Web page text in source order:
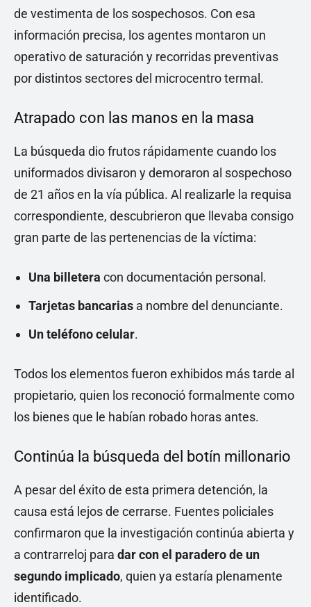
de vestimenta de los sospechosos. Con esa
información precisa, los agentes montaron un
operativo de saturación y recorridas preventivas
por distintos sectores del microcentro termal.
Atrapado con las manos en la masa
La búsqueda dio frutos rápidamente cuando los
uniformados divisaron y demoraron al sospechoso
de 21 años en la vía pública. Al realizarle la requisa
correspondiente, descubrieron que llevaba consigo
gran parte de las pertenencias de la víctima:
Una billetera con documentación personal.
Tarjetas bancarias a nombre del denunciante.
Un teléfono celular.
Todos los elementos fueron exhibidos más tarde al
propietario, quien los reconoció formalmente como
los bienes que le habían robado horas antes.
Continúa la búsqueda del botín millonario
A pesar del éxito de esta primera detención, la
causa está lejos de cerrarse. Fuentes policiales
confirmaron que la investigación continúa abierta y
a contrarreloj para dar con el paradero de un
segundo implicado, quien ya estaría plenamente
identificado.